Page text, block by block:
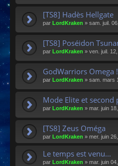
[TS8] Hadès Hellgate
par LordKraken » sam. juil.
[TS8] Poséidon
par LordKraken » ven. juil.
GodWarriors Omega !
par LordKraken » sam. mars
Mode Elite et second
par LordKraken » mar. juin
[TS8] Zeus Oméga
par LordKraken » mer. juin
Le temps est venu...
par LordKraken » mar. juin